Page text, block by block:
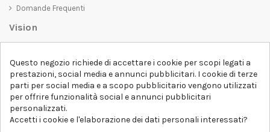
Domande Frequenti
Vision
belli da vedere, ma che trasmettano anche un messaggio importante.
Che siate alla ricerca di una t-shirt unica e di tendenza, di una felpa
comoda e accogliente o di un accessorio esclusivo,D-SHIRTha
qualcosa per tutti.
Follow us
Questo negozio richiede di accettare i cookie per scopi legati a
prestazioni, social media e annunci pubblicitari. I cookie di terze
parti per social media e a scopo pubblicitario vengono utilizzati
per offrire funzionalità social e annunci pubblicitari
personalizzati.
Accetti i cookie e l'elaborazione dei dati personali interessati?